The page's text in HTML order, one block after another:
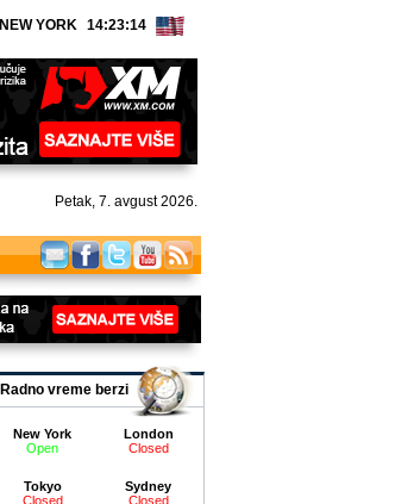
NEW YORK
Petak, 7. avgust 2026.
New York
Open
London
Closed
Tokyo
Closed
Sydney
Closed
Radno vreme berzi